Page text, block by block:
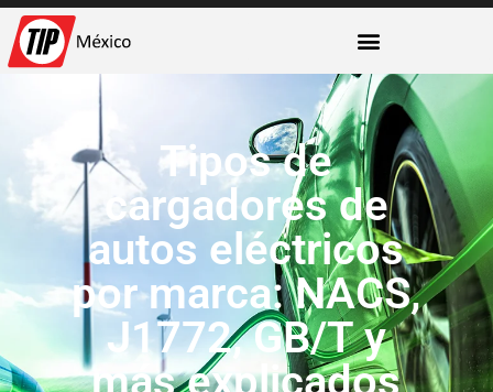
Tipos de
cargadores de
autos eléctricos
por marca: NACS,
J1772, GB/T y
más explicados